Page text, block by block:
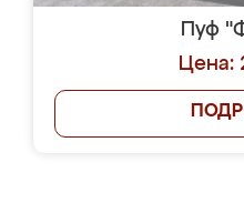
Пуф
Цена: